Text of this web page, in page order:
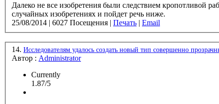
Далеко не все изобретения были следствием кропотливой
случайных изобретениях и пойдет речь ниже.
25/08/2014 | 6027 Посещения | Печать | Email
14. Исследователям удалось создать новый тип совершенно
Автор : Administrator
Currently
1.87/5